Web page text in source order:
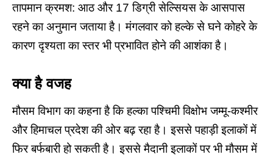
तापमान क्रमश: आठ और 17 डिग्री सेल्सियस के आसपास
रहने का अनुमान जताया है। मंगलवार को हल्के से घने कोहरे के
कारण दृश्यता का स्तर भी प्रभावित होने की आशंका है।
क्या है वजह
मौसम विभाग का कहना है कि हल्का पश्चिमी विक्षोभ जम्मू-कश्मीर
और हिमाचल प्रदेश की ओर बढ़ रहा है। इससे पहाड़ी इलाकों में
फिर बर्फबारी हो सकती है। इससे मैदानी इलाकों पर भी मौसम में